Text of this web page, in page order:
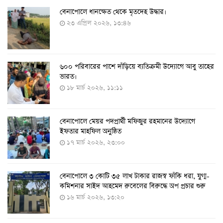
করোনায় ৩ জনের প্রাণহানি, নতুন শনাক্ত ২৯৬
৮ আগস্ট ২০২২, ১৯:৩৪
দেশে তৈরি হলো করোনা শনাক্তের কিট
৮ আগস্ট ২০২২, ১৩:০৯
দেশেই তৈরি হলো করোনা পরীক্ষার কিট, সময় লাগবে ৪-৫
ঘণ্টা
৭ আগস্ট ২০২২, ১৪:০৩
১১ আগস্ট থেকে পরীক্ষামূলকভাবে শুরু শিশুদের করোনা টিকা
দেওয়া
৭ আগস্ট ২০২২, ১৩:৫৩
বেনাপোলে ধানক্ষেত থেকে মৃতদেহ উদ্ধার।
২৩ এপ্রিল ২০২৬, ১৩:৪৬
৬০০ পরিবারের পাশে দাঁড়িয়ে ব্যতিক্রমী উদ্যোগে আবু তাহের
ভারত।
১৮ মার্চ ২০২৬, ১১:১১
বেনাপোলে মেয়র পদপ্রার্থী মফিজুর রহমানের উদ্যোগে
ইফতার মাহফিল অনুষ্ঠিত
১৭ মার্চ ২০২৬, ২৩:০০
বেনাপোলে ৩ কোটি ৩৫ লাখ টাকার রাজস্ব ফাঁকি ধরা, যুগ্ম-
কমিশনার সাইদ আহমেদ রুবেলের বিরুদ্ধে অপ প্রচার শুরু
১৬ মার্চ ২০২৬, ১৩:২০